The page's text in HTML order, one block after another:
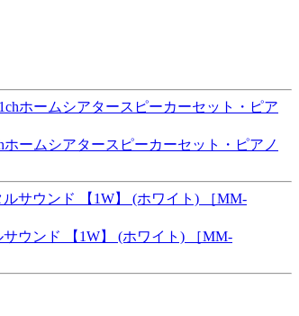
ームシアタースピーカーセット・ピアノ
ウンド 【1W】 (ホワイト) ［MM-